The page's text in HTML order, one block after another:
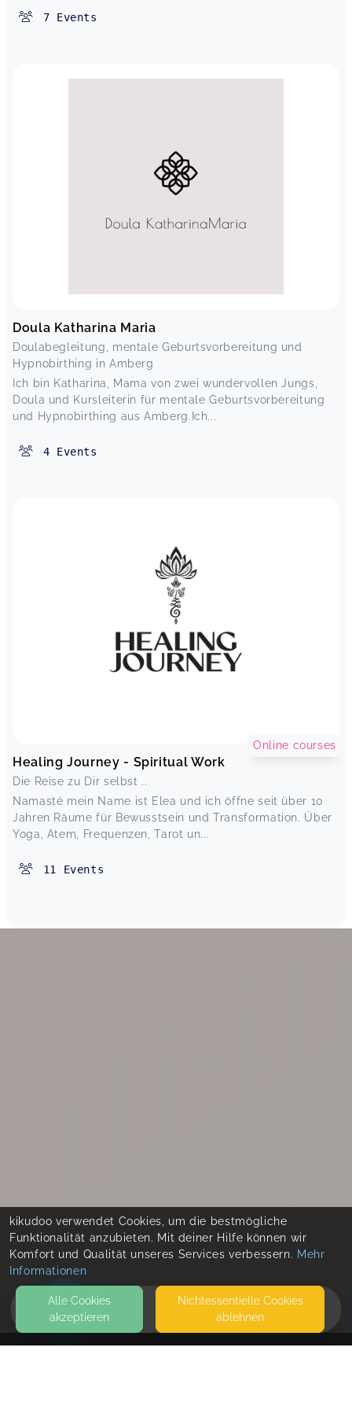
HOME
Franziska,
Yoga mit Patricia in Kelheim / Saal a.d. Donau
Yogastunden in meinen Räumen. Dein Unterricht
war sehr ruhig, achtsam und entspannend. Am
meisten gefallen hat mir der Bewegungsteil, in
(Asanas) gegangen sind und die Dehnung und
Ich finde es ganz wunderbar wie du auch
fülligeren Frauen Yoga vermittelst! Herzliche
Grüße, Manuela Naglmeier
Yoga bei Vollmond (Video)
Patricia hat mir eine völlig neue Art Yoga zu
machen gezeigt. Es ist der erste Yogakurs bei
dem ich mich so richtig wohl fühle. Durch ihre
ganz besondere innere Haltung und Bestärkung,
bin ich bereits nach kurzer Zeit über mich hinaus
gewachsen und durfte Erfahrungen machen, mit
denen ich nie gerechnet habe. Große
Herzensempfehlung!
7 Events
Doula Katharina Maria
Doulabegleitung, mentale Geburtsvorbereitung und
Hypnobirthing in Amberg
Ich bin Katharina, Mama von zwei wundervollen Jungs,
Doula und Kursleiterin für mentale Geburtsvorbereitung
und Hypnobirthing aus Amberg.Ich...
4 Events
Healing Journey - Spiritual Work
Die Reise zu Dir selbst ..
Namasté mein Name ist Elea und ich öffne seit über 10
Jahren Räume für Bewusstsein und Transformation. Über
Yoga, Atem, Frequenzen, Tarot un...
Online courses
11 Events
kikudoo verwendet Cookies, um die bestmögliche
Funktionalität anzubieten. Mit deiner Hilfe können wir
Komfort und Qualität unseres Services verbessern. Mehr
Informationen
Alle Cookies
akzeptieren
Nicht­essentielle Cookies
ablehnen